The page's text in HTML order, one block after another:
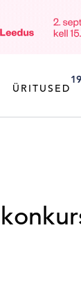
ÜRITUSED
19